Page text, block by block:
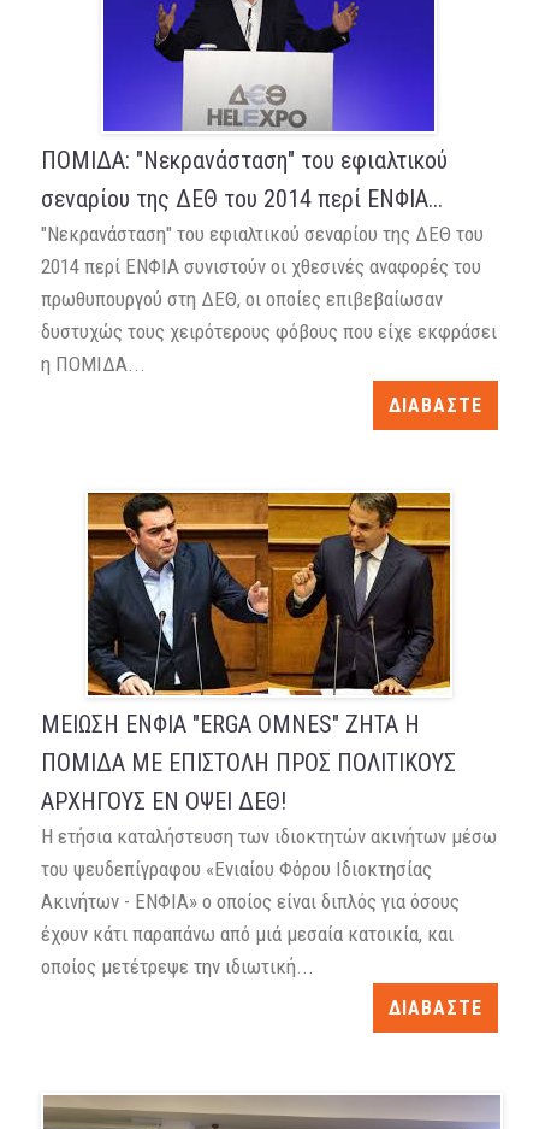
ΠΟΜΙΔΑ: "Νεκρανάσταση" του εφιαλτικού
σεναρίου της ΔΕΘ του 2014 περί ΕΝΦΙΑ...
"Νεκρανάσταση" του εφιαλτικού σεναρίου της ΔΕΘ του
2014 περί ΕΝΦΙΑ συνιστούν οι χθεσινές αναφορές του
πρωθυπουργού στη ΔΕΘ, οι οποίες επιβεβαίωσαν
δυστυχώς τους χειρότερους φόβους που είχε εκφράσει
η ΠΟΜΙΔΑ...
ΔΙΑΒΑΣΤΕ
ΜΕΙΩΣΗ ΕΝΦΙΑ "ERGA OMNES" ΖΗΤΑ Η
ΠΟΜΙΔΑ ME EΠΙΣΤΟΛΗ ΠΡΟΣ ΠΟΛΙΤΙΚΟΥΣ
ΑΡΧΗΓΟΥΣ ΕΝ ΟΨΕΙ ΔΕΘ!
Η ετήσια καταλήστευση των ιδιοκτητών ακινήτων μέσω
του ψευδεπίγραφου «Ενιαίου Φόρου Ιδιοκτησίας
Ακινήτων - ΕΝΦΙΑ» ο οποίος είναι διπλός για όσους
έχουν κάτι παραπάνω από μιά μεσαία κατοικία, και
οποίος μετέτρεψε την ιδιωτική...
ΔΙΑΒΑΣΤΕ